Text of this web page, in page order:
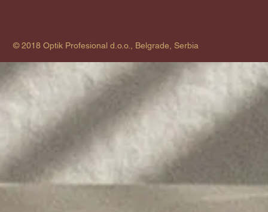
© 2018 Optik Profesional d.o.o., Belgrade, Serbia